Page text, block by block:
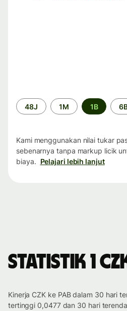
Periode
waktu
48J 1M 1B
Kami menggunakan nilai tukar
sebenarnya tanpa markup licik
biaya. Pelajari lebih lanjut
Statistik 1
Kinerja CZK ke PAB dalam 30 hari
tertinggi 0,0477 dan 30 hari